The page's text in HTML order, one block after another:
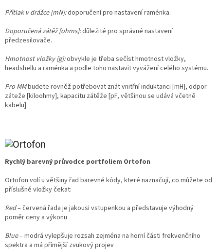
Přítlak v drážce [mN]:doporučení pro nastavení raménka.
Doporučená zátěž [ohms]:důležité pro správné nastavení
předzesilovače.
Hmotnost vložky [g]:obvykle je třeba sečíst hmotnost vložky,
headshellu a raménka a podle toho nastavit vyvážení celého systému.
Pro MMbudete rovněž potřebovat znát vnitřní induktanci [mH], odpor
záteže [kiloohmy], kapacitu zátěže [pF, většinou se udává včetně
kabelu]
Rychlý barevný průvodce portfoliem Ortofon
Ortofon volí u většiny řad barevné kódy, které naznačují, co můžete od
příslušné vložky čekat:
Red– červená řada je jakousi vstupenkou a představuje výhodný
poměr ceny a výkonu
Blue– modrá vylepšuje rozsah zejména na horní části frekvenčního
spektra a má přímější zvukový projev